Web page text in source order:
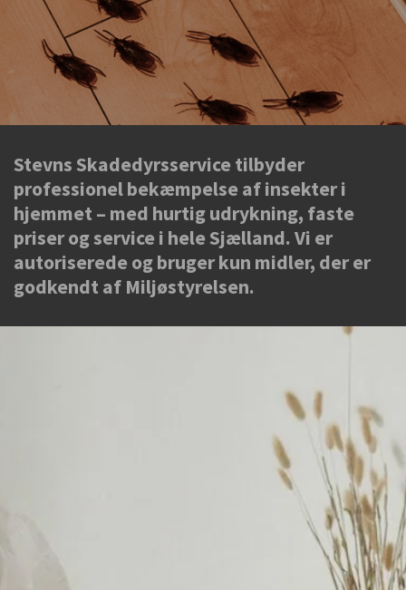
Stevns Skadedyrsservice tilbyder
professionel bekæmpelse af insekter i
hjemmet – med hurtig udrykning, faste
priser og service i hele Sjælland. Vi er
autoriserede og bruger kun midler, der er
godkendt af Miljøstyrelsen.